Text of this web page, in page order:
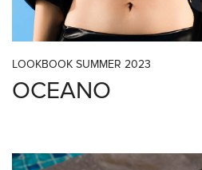
LOOKBOOK SUMMER 2023
OCEANO